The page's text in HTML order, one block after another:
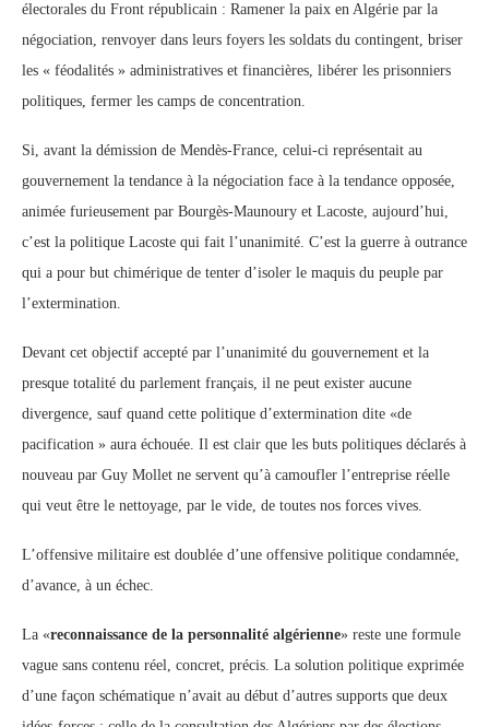
électorales du Front républicain : Ramener la paix en Algérie par la
négociation, renvoyer dans leurs foyers les soldats du contingent, briser
les « féodalités » administratives et financières, libérer les prisonniers
politiques, fermer les camps de concentration.
Si, avant la démission de Mendès-France, celui-ci représentait au
gouvernement la tendance à la négociation face à la tendance opposée,
animée furieusement par Bourgès-Maunoury et Lacoste, aujourd’hui,
c’est la politique Lacoste qui fait l’unanimité. C’est la guerre à outrance
qui a pour but chimérique de tenter d’isoler le maquis du peuple par
l’extermination.
Devant cet objectif accepté par l’unanimité du gouvernement et la
presque totalité du parlement français, il ne peut exister aucune
divergence, sauf quand cette politique d’extermination dite «de
pacification » aura échouée. Il est clair que les buts politiques déclarés à
nouveau par Guy Mollet ne servent qu’à camoufler l’entreprise réelle
qui veut être le nettoyage, par le vide, de toutes nos forces vives.
L’offensive militaire est doublée d’une offensive politique condamnée,
d’avance, à un échec.
La «reconnaissance de la personnalité algérienne» reste une formule
vague sans contenu réel, concret, précis. La solution politique exprimée
d’une façon schématique n’avait au début d’autres supports que deux